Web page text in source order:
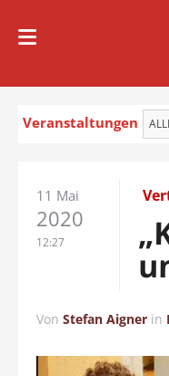
Veranstaltungen
11 Mai
2020
12:27
Von Stefan Aigner in